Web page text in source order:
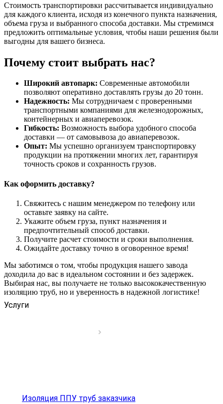
Стоимость транспортировки рассчитывается индивидуально
для каждого клиента, исходя из конечного пункта назначения,
объема груза и выбранного способа доставки. Мы стремимся
предложить оптимальные условия, чтобы наши решения были
выгодны для вашего бизнеса.
Почему стоит выбрать нас?
Широкий автопарк: Современные автомобили
позволяют оперативно доставлять грузы до 20 тонн.
Надежность: Мы сотрудничаем с проверенными
транспортными компаниями для железнодорожных,
контейнерных и авиаперевозок.
Гибкость: Возможность выбора удобного способа
доставки — от самовывоза до авиаперевозок.
Опыт: Мы успешно организуем транспортировку
продукции на протяжении многих лет, гарантируя
точность сроков и сохранность грузов.
Как оформить доставку?
Свяжитесь с нашим менеджером по телефону или
оставьте заявку на сайте.
Укажите объем груза, пункт назначения и
предпочтительный способ доставки.
Получите расчет стоимости и сроки выполнения.
Ожидайте доставку точно в оговоренное время!
Мы заботимся о том, чтобы продукция нашего завода
доходила до вас в идеальном состоянии и без задержек.
Выбирая нас, вы получаете не только высококачественную
изоляцию труб, но и уверенность в надежной логистике!
Услуги
Изоляция ППУ труб заказчика